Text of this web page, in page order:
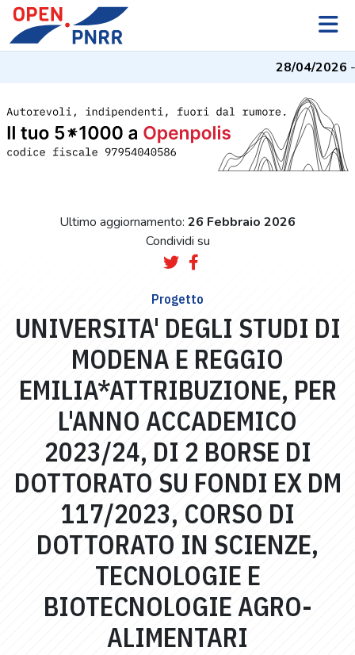
28/04/2026-
Ultimo aggiornamento: 26 Febbraio 2026
Condividi su
Progetto
UNIVERSITA' DEGLI STUDI DI
MODENA E REGGIO
EMILIA*ATTRIBUZIONE, PER
L'ANNO ACCADEMICO
2023/24, DI 2 BORSE DI
DOTTORATO SU FONDI EX DM
117/2023, CORSO DI
DOTTORATO IN SCIENZE,
TECNOLOGIE E
BIOTECNOLOGIE AGRO-
ALIMENTARI